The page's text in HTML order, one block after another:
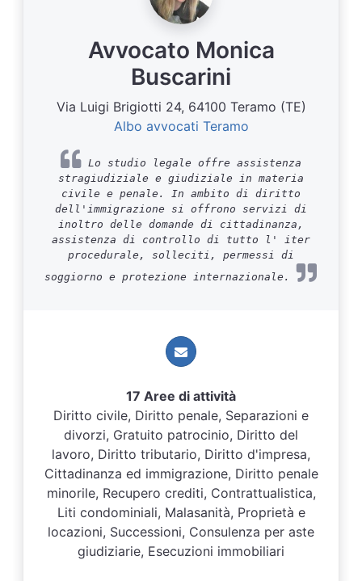
Avvocato Monica
Buscarini
Via Luigi Brigiotti 24, 64100 Teramo (TE)
Albo avvocati Teramo
Lo studio legale offre assistenza
stragiudiziale e giudiziale in materia
civile e penale. In ambito di diritto
dell'immigrazione si offrono servizi di
inoltro delle domande di cittadinanza,
assistenza di controllo di tutto l' iter
procedurale, solleciti, permessi di
soggiorno e protezione internazionale.
17 Aree di attività
Diritto civile, Diritto penale, Separazioni e
divorzi, Gratuito patrocinio, Diritto del
lavoro, Diritto tributario, Diritto d'impresa,
Cittadinanza ed immigrazione, Diritto penale
minorile, Recupero crediti, Contrattualistica,
Liti condominiali, Malasanità, Proprietà e
locazioni, Successioni, Consulenza per aste
giudiziarie, Esecuzioni immobiliari